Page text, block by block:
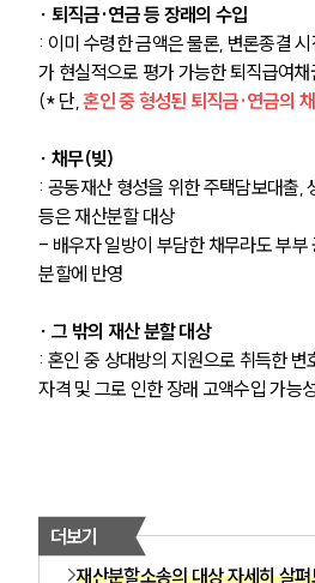
∙ 퇴직금·연금 등 장래의 수입
: 이미 수령한 금액은 물론, 변론종결
가 현실적으로 평가 가능한 퇴직급여채
(* 단, 혼인 중 형성된 퇴직금·연금의
∙ 채무(빚)
: 공동재산 형성을 위한 주택담보대출,
등은 재산분할 대상
- 배우자 일방이 부담한 채무라도 부부
분할에 반영
∙ 그 밖의 재산 분할 대상
: 혼인 중 상대방의 지원으로 취득한
자격 및 그로 인한 장래 고액수입 가능
더보기
재산분할소송의 대상 자세히 살